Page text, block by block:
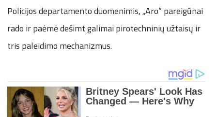
Policijos departamento duomenimis, „Aro“ pareigūnai
rado ir paėmė dešimt galimai pirotechninių užtaisų ir
tris paleidimo mechanizmus.